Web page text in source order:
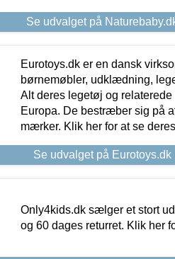
Se udvalget på
Eurotoys.dk er en dansk
børnemøbler, udklædning,
Alt deres legetøj og
Europa. De bestræber sig på
mærker. Klik her for at se
Se udvalget på Eurotoys.dk
Only4kids.dk sælger et stort
og 60 dages returret. Klik her